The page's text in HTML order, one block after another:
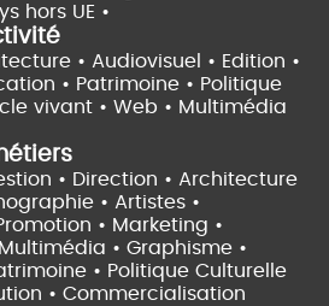
hors UE •
• Audiovisuel • Edition •
• Patrimoine • Politique
vivant • Web • Multimédia
• Direction • Architecture
• Artistes •
• Marketing •
• Graphisme •
• Politique Culturelle
• Commercialisation